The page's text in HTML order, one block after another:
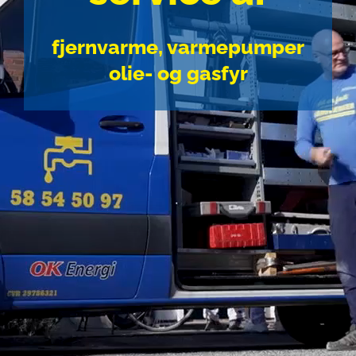
Lån & tilskud
Om os
Kontakt
fjernvarme, varmepumper
olie- og gasfyr